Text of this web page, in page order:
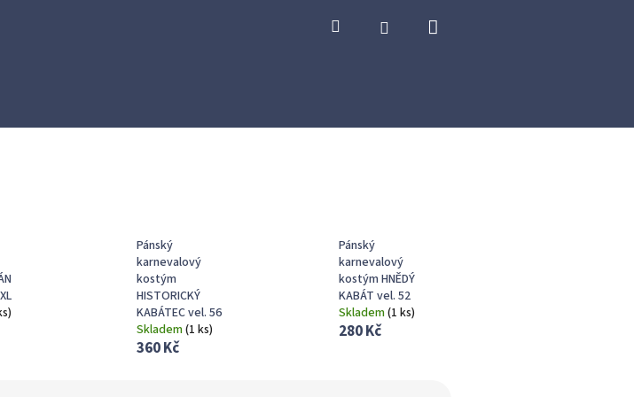
Hledat Přihlášení
)
Pánský
karnevalový
kostým
HISTORICKÝ
KABÁTEC vel. 56
Skladem(1 ks)
360 Kč
Pánský
karnevalový
kostým HNĚDÝ
KABÁT vel. 52
Skladem(1 ks)
280 Kč